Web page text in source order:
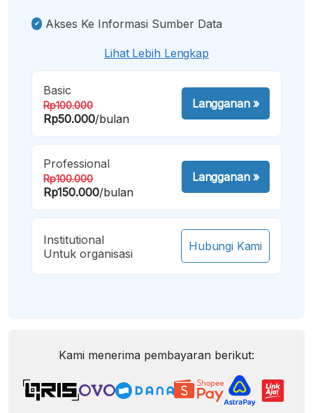
Akses Ke Informasi Sumber Data
Lihat Lebih Lengkap
Basic
Rp100.000
Rp50.000/bulan
Langganan»
Professional
Rp100.000
Rp150.000/bulan
Langganan»
Institutional
Untuk organisasi
Hubungi Kami
Kami menerima pembayaran berikut: